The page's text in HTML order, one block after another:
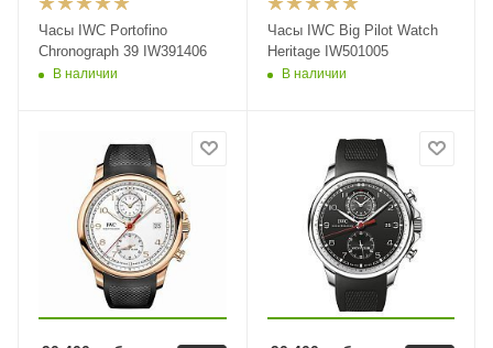
Часы IWC Portofino
Chronograph 39 IW391406
В наличии
Часы IWC Big Pilot Watch
Heritage IW501005
В наличии